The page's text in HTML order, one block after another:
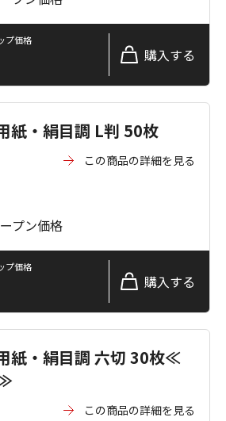
プ価格
購入する
紙・絹目調 L判 50枚
この商品の詳細を見る
プン価格
プ価格
購入する
紙・絹目調 六切 30枚≪
この商品の詳細を見る